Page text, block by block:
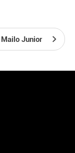
Mailo Junior